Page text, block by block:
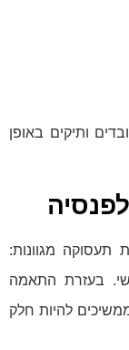
ותיקים באופן
תעסוקה מגוונות:
בעזרת התאמה
ממשיכים להיות חלק